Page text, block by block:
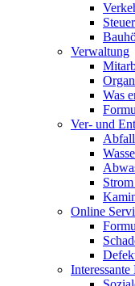
Verwaltung
Was
Ver- und
Online